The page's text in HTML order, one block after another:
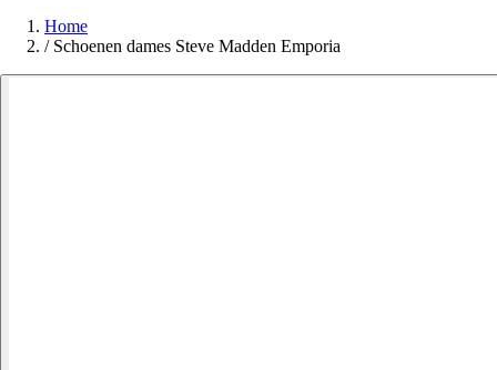
Home
/ Schoenen dames Steve Madden Emporia